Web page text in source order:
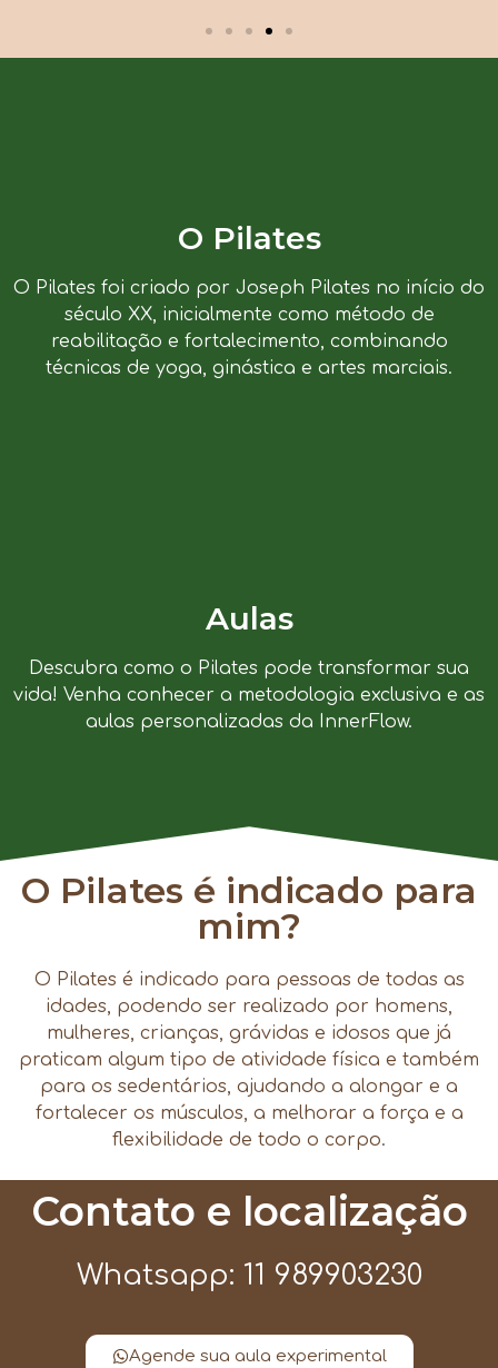
O Pilates
O Pilates foi criado por Joseph Pilates no início do
século XX, inicialmente como método de
reabilitação e fortalecimento, combinando
técnicas de yoga, ginástica e artes marciais.
Aulas
Descubra como o Pilates pode transformar sua
vida! Venha conhecer a metodologia exclusiva e as
aulas personalizadas da InnerFlow.
O Pilates é indicado para
mim?
O Pilates é indicado para pessoas de todas as
idades, podendo ser realizado por homens,
mulheres, crianças, grávidas e idosos que já
praticam algum tipo de atividade física e também
para os sedentários, ajudando a alongar e a
fortalecer os músculos, a melhorar a força e a
flexibilidade de todo o corpo.
Contato e localização
Whatsapp: 11 989903230
Agende sua aula experimental